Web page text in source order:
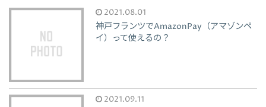
2021.08.01
神戸フランツでAmazonPay（アマゾンペ
イ）って使えるの？
2021.09.11